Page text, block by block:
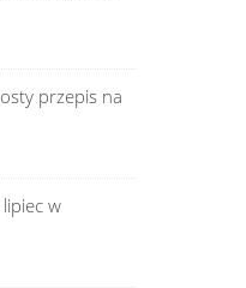
przepis na
w